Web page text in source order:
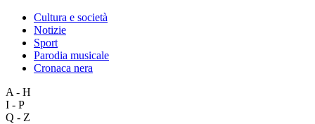
Cultura e società
Notizie
Sport
Parodia musicale
Cronaca nera
A - H
I - P
Q - Z